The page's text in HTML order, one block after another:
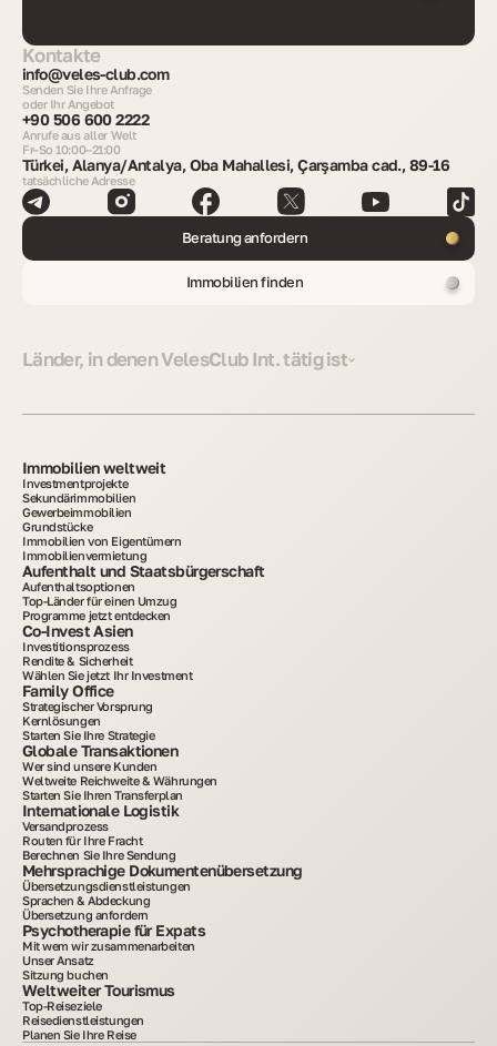
Kontakte
info@veles-club.com
Senden Sie Ihre Anfrage
oder Ihr Angebot
+90 506 600 2222
Anrufe aus aller Welt
Fr–So 10:00–21:00
Türkei, Alanya/Antalya, Oba Mahallesi, Çarşamba cad., 89-16
tatsächliche Adresse
Beratung anfordern
Immobilien finden
Länder, in denen VelesClub Int. tätig ist
Immobilien weltweit
Investmentprojekte
Sekundärimmobilien
Gewerbeimmobilien
Grundstücke
Immobilien von Eigentümern
Immobilienvermietung
Aufenthalt und Staatsbürgerschaft
Aufenthaltsoptionen
Top-Länder für einen Umzug
Programme jetzt entdecken
Co-Invest Asien
Investitionsprozess
Rendite & Sicherheit
Wählen Sie jetzt Ihr Investment
Family Office
Strategischer Vorsprung
Kernlösungen
Starten Sie Ihre Strategie
Globale Transaktionen
Wer sind unsere Kunden
Weltweite Reichweite & Währungen
Starten Sie Ihren Transferplan
Internationale Logistik
Versandprozess
Routen für Ihre Fracht
Berechnen Sie Ihre Sendung
Mehrsprachige Dokumentenübersetzung
Übersetzungsdienstleistungen
Sprachen & Abdeckung
Übersetzung anfordern
Psychotherapie für Expats
Mit wem wir zusammenarbeiten
Unser Ansatz
Sitzung buchen
Weltweiter Tourismus
Top-Reiseziele
Reisedienstleistungen
Planen Sie Ihre Reise